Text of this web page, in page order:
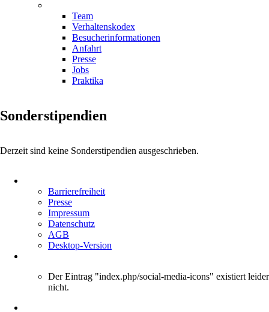
Team
Verhaltenskodex
Besucherinformationen
Anfahrt
Presse
Jobs
Praktika
Sonderstipendien
Derzeit sind keine Sonderstipendien ausgeschrieben.
überspringen
Barrierefreiheit
Presse
Impressum
Datenschutz
AGB
Desktop-Version
Der Eintrag "index.php/social-media-icons" existiert leider
nicht.